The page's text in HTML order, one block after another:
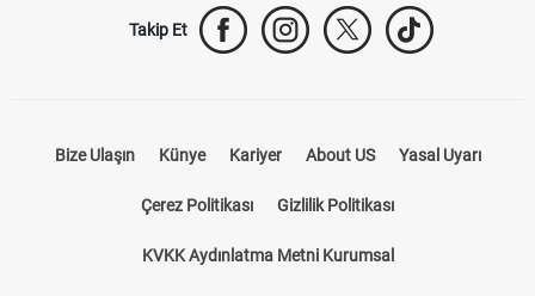
Takip Et
Bize Ulaşın Künye Kariyer About US Yasal Uyarı
Çerez Politikası Gizlilik Politikası
KVKK Aydınlatma Metni Kurumsal